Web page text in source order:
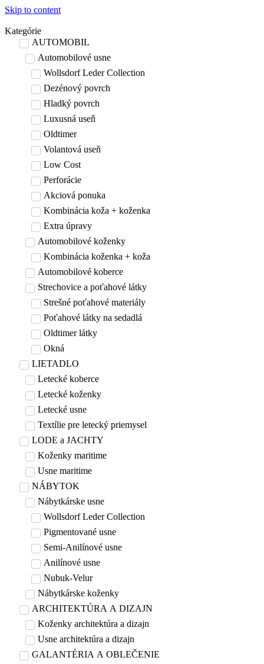
Skip to content
Kategórie
AUTOMOBIL
Automobilové usne
Wollsdorf Leder Collection
Dezénový povrch
Hladký povrch
Luxusná useň
Oldtimer
Volantová useň
Low Cost
Perforácie
Akciová ponuka
Kombinácia koža + koženka
Extra úpravy
Automobilové koženky
Kombinácia koženka + koža
Automobilové koberce
Strechovice a poťahové látky
Strešné poťahové materiály
Poťahové látky na sedadlá
Oldtimer látky
Okná
LIETADLO
Letecké koberce
Letecké koženky
Letecké usne
Textílie pre letecký priemysel
LODE a JACHTY
Koženky maritime
Usne maritime
NÁBYTOK
Nábytkárske usne
Wollsdorf Leder Collection
Pigmentované usne
Semi-Anilínové usne
Anilínové usne
Nubuk-Velur
Nábytkárske koženky
ARCHITEKTÚRA A DIZAJN
Koženky architektúra a dizajn
Usne architektúra a dizajn
GALANTÉRIA A OBLEČENIE